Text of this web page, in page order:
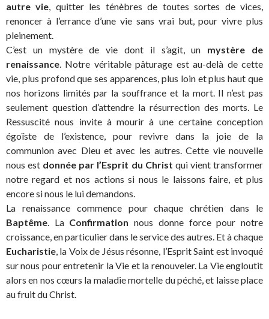
autre vie, quitter les ténèbres de toutes sortes de vices,
renoncer à l’errance d’une vie sans vrai but, pour vivre plus
pleinement.
C’est un mystère de vie dont il s’agit, un mystère de
renaissance. Notre véritable pâturage est au-delà de cette
vie, plus profond que ses apparences, plus loin et plus haut que
nos horizons limités par la souffrance et la mort. Il n’est pas
seulement question d’attendre la résurrection des morts. Le
Ressuscité nous invite à mourir à une certaine conception
égoïste de l’existence, pour revivre dans la joie de la
communion avec Dieu et avec les autres. Cette vie nouvelle
nous est donnée par l’Esprit du Christ qui vient transformer
notre regard et nos actions si nous le laissons faire, et plus
encore si nous le lui demandons.
La renaissance commence pour chaque chrétien dans le
Baptême. La Confirmation nous donne force pour notre
croissance, en particulier dans le service des autres. Et à chaque
Eucharistie, la Voix de Jésus résonne, l’Esprit Saint est invoqué
sur nous pour entretenir la Vie et la renouveler. La Vie engloutit
alors en nos cœurs la maladie mortelle du péché, et laisse place
au fruit du Christ.